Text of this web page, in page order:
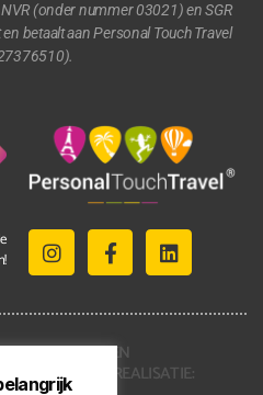
(onder nummer 03021) en SGR
betaalt aan Personal Touch Travel
© ALLE RECHTEN
| REALISATIE: